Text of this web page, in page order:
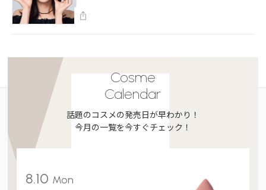
Cosme
Calendar
話題のコスメの発売日が早わかり！
今月の一覧を今すぐチェック！
8.10 Mon